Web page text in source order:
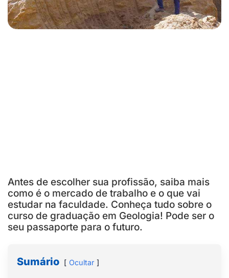
Antes de escolher sua profissão, saiba mais
como é o mercado de trabalho e o que vai
estudar na faculdade. Conheça tudo sobre o
curso de graduação em Geologia! Pode ser o
seu passaporte para o futuro.
Sumário Ocultar